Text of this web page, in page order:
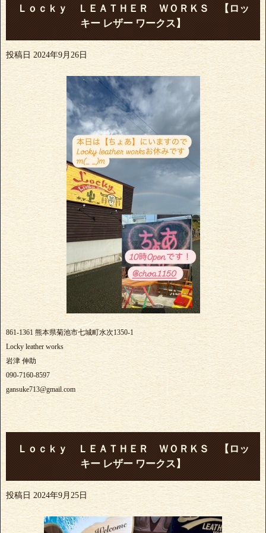
Ｌｏｃｋｙ ＬＥＡＴＨＥＲ ＷＯＲＫＳ 【ロッ
キー レザー ワークス】
投稿日 2024年9月26日
861-1361 熊本県菊池市七城町水次1350-1
Locky leather works
岩津 伸助
090-7160-8597
gansuke713@gmail.com
Ｌｏｃｋｙ ＬＥＡＴＨＥＲ ＷＯＲＫＳ 【ロッ
キー レザー ワークス】
投稿日 2024年9月25日